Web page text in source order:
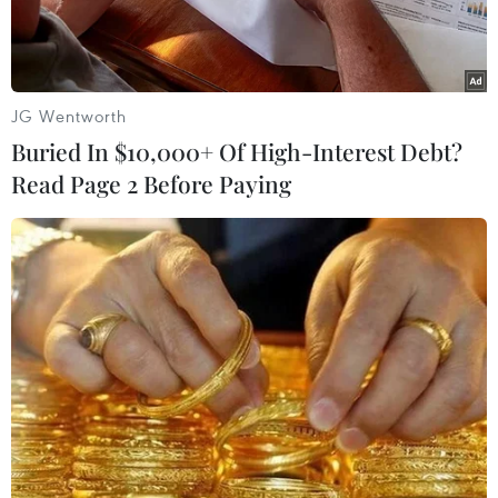
mại, năng lượng và an ninh.
Tổng thống Thổ Nhĩ Kỳ Recep Tayyip Erdogan. (Ảnh:
AFP/TTXVN)
Trong tuần tới, Tổng thống Thổ Nhĩ Kỳ Recep
Tayyip Erdogan dự kiến có chuyến thăm chính
JG Wentworth
Buried In $10,000+ Of High-Interest Debt?
Read Page 2 Before Paying